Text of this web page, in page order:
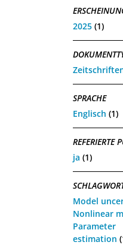
2025 (1)
SPRACHE
Englisch (1)
REFERIERTE
ja (1)
Model
Nonlinear
Parameter
estimation